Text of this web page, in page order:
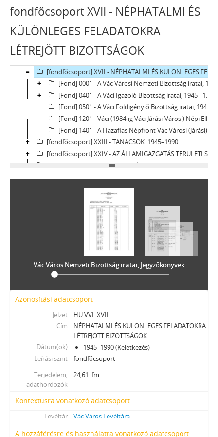
fondfőcsoport XVII - NÉPHATALMI ÉS
KÜLÖNLEGES FELADATOKRA
LÉTREJÖTT BIZOTTSÁGOK
[fondfőcsoport] XII - EGYHÁZI SZERVEZETEK, INTÉZMÉNYEK, 1764 –1950
[fondfőcsoport] XIII - CSALÁDOK, 1821–2007
[fondfőcsoport] XIV - SZEMÉLYEK, 1800–2016
[fondfőcsoport] XV - GYŰJTEMÉNYEK, 1074–2016
[fondfőcsoport] XVII - NÉPHATALMI ÉS KÜLÖNLEGES FELADATOKRA LÉTREJÖTT BIZOTTSÁGOK, 1945–1990
[Fond] 0001 - A Vác Városi Nemzeti Bizottság iratai, 1945–1949
[Fond] 0401 - A Váci Igazoló Bizottság iratai, 1945 - 1948
[Fond] 0501 - A Váci Földigénylő Bizottság iratai, 1945–1946
[Fond] 1201 - Váci (1984-ig Váci Járási-Városi) Népi Ellenőrzési Bizottság iratai, 1958–1989
[Fond] 1401 - A Hazafias Népfront Vác Városi (Járási) Bizottságának iratai, 1957–1990
[fondfőcsoport] XXIII - TANÁCSOK, 1945–1990
[fondfőcsoport] XXIV - AZ ÁLLAMIGAZGATÁS TERÜLETI SZERVEI, 1952–1991
[fondfőcsoport] XXIX - GAZDASÁGI SZERVEK, 1946–2010
[fondfőcsoport] XXX - SZÖVETKEZETEK, 1949–2015
[fondfőcsoport] XXXVII - MEGYEI JOGÚ VÁROSI, VÁROSI ÉS KÖZSÉGI ÖNKORMÁNYZATOK, 1989–2014
Vác Város Nemzeti Bizottság iratai, Jegyzőkönyvek
Azonosítási adatcsoport
Jelzet
HU VVL XVII
Cím
NÉPHATALMI ÉS KÜLÖNLEGES FELADATOKRA
LÉTREJÖTT BIZOTTSÁGOK
Dátum(ok)
1945–1990 (Keletkezés)
Leírási szint
fondfőcsoport
Terjedelem,
adathordozók
24,61 ifm
Kontextusra vonatkozó adatcsoport
Levéltár Vác Város Levéltára
A hozzáférésre és használatra vonatkozó adatcsoport